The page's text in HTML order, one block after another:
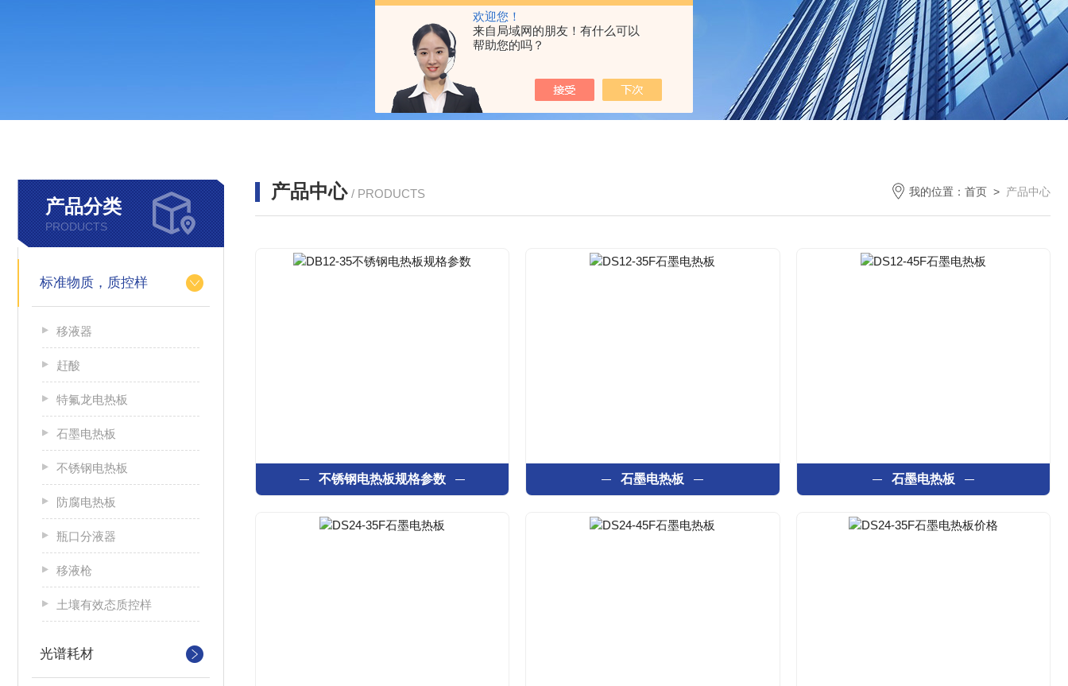
欢迎您！
来自局域网的朋友！有什么可以
帮助您的吗？
产品分类
PRODUCTS
标准物质，质控样
移液器
赶酸
特氟龙电热板
石墨电热板
不锈钢电热板
防腐电热板
瓶口分液器
移液枪
土壤有效态质控样
光谱耗材
产品中心 / PRODUCTS 我的位置： 首页 > 产品中心
不锈钢电热板规格参数 石墨电热板 石墨电热板